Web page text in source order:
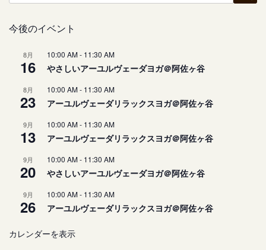
今後のイベント
8月
16
10:00 AM- 11:30 AM
やさしいアーユルヴェーダヨガ＠阿佐ヶ谷
8月
23
10:00 AM- 11:30 AM
アーユルヴェーダリラックスヨガ＠阿佐ヶ谷
9月
13
10:00 AM- 11:30 AM
アーユルヴェーダリラックスヨガ＠阿佐ヶ谷
9月
20
10:00 AM- 11:30 AM
やさしいアーユルヴェーダヨガ＠阿佐ヶ谷
9月
26
10:00 AM- 11:30 AM
アーユルヴェーダリラックスヨガ＠阿佐ヶ谷
カレンダーを表示